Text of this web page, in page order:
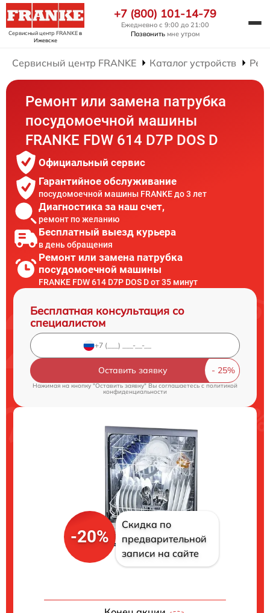
Сервисный центр FRANKEв
Ижевске
+7 (800) 101-14-79
Ежедневно с 9:00 до 21:00
Позвонить мне утром
Сервисный центр FRANKE Каталог устройств
Ремонт или замена патрубка
посудомоечной машины
FRANKE FDW 614 D7P DOS D
Официальный сервис
Гарантийное обслуживание
посудомоечной машины FRANKE до 3 лет
Диагностика за наш счет,
ремонт по желанию
Бесплатный выезд курьера
в день обращения
Ремонт или замена патрубка
посудомоечной машины
FRANKE FDW 614 D7P DOS D от 35 минут
Бесплатная консультация со
специалистом
Оставить заявку
Нажимая на кнопку "Оставить заявку" Вы соглашаетесь cполитикой
конфиденциальности
-20%
Скидка по
предварительной
записи на сайте